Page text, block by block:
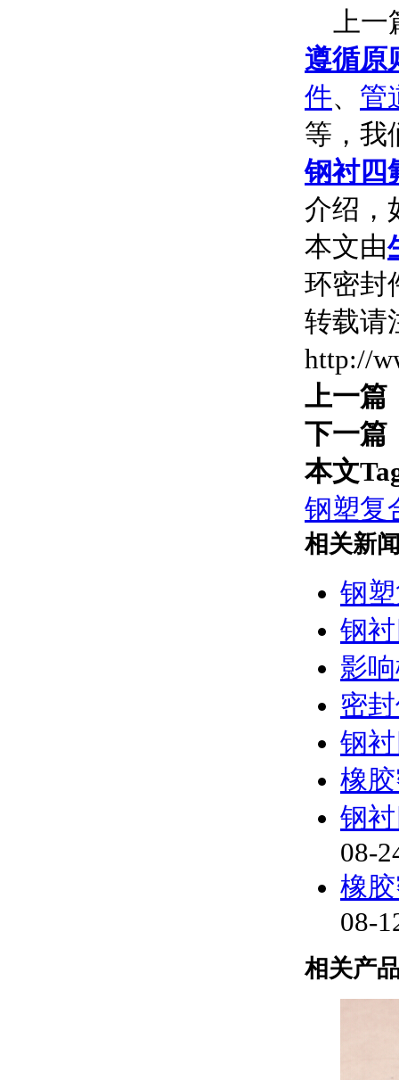
上一
遵循原
件、 管
等，我
钢衬四
介绍，
本文由
环密封
转载请
http://
上一篇
下一篇
本文
钢塑复
相关新
钢
钢
影
密
钢
橡
钢
08-
橡
08-
相关产